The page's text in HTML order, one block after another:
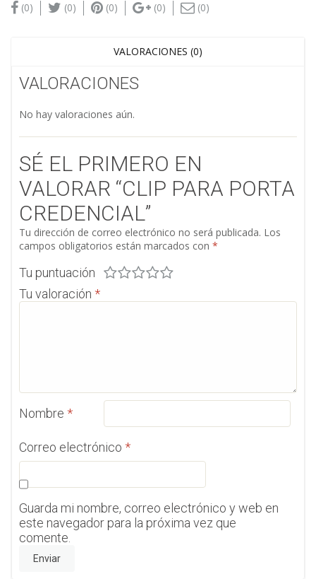
(0)
(0) (0) (0) (0)
VALORACIONES (0)
VALORACIONES
No hay valoraciones aún.
SÉ EL PRIMERO EN
VALORAR “CLIP PARA PORTA
CREDENCIAL”
Tu dirección de correo electrónico no será publicada. Los
campos obligatorios están marcados con *
Tu puntuación
Tu valoración *
Nombre *
Correo electrónico *
Guarda mi nombre, correo electrónico y web en
este navegador para la próxima vez que
comente.